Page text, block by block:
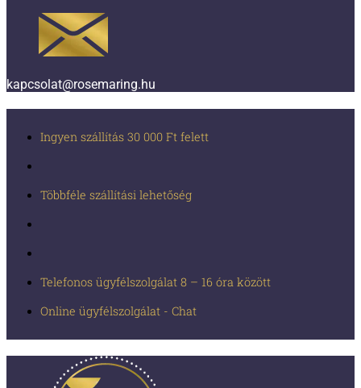
kapcsolat@rosemaring.hu
Ingyen szállítás 30 000 Ft felett
Többféle szállítási lehetőség
Telefonos ügyfélszolgálat 8 – 16 óra között
Online ügyfélszolgálat - Chat